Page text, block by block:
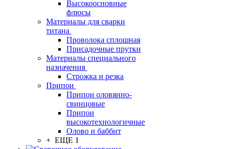
Высокоосновные
флюсы
Материалы для сварки
титана
Проволока сплошная
Присадочные прутки
Материалы специального
назначения
Строжка и резка
Припои
Припои оловянно-
свинцовые
Припои
высокотехнологичные
Олово и баббит
+ ЕЩЕ 1